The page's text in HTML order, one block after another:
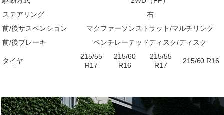
ステアリング
右
前/後サスペンション
マクファーソンストラット/マルチリンク
前/後ブレーキ
ベンチレーテッドディスク/ディスク
タイヤ
215/55
R17
215/60
R16
215/55
R17
215/60 R16